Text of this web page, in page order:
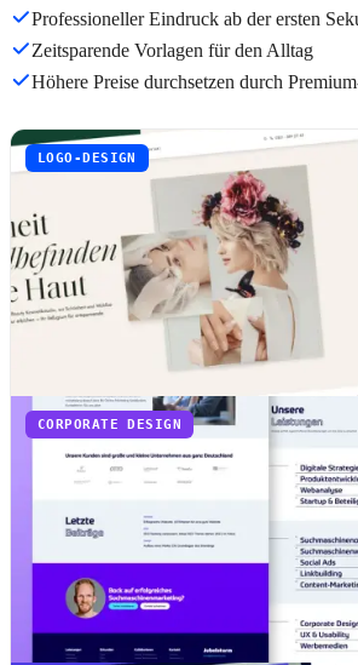
Professioneller Eindruck ab der ersten
Zeitsparende Vorlagen für den Alltag
Höhere Preise durchsetzen durch
LOGO-DESIGN
CORPORATE DESIGN